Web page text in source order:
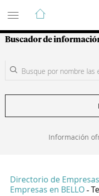
Guía de
Buscador de
Información
Directorio de Empresas
Empresas en BELLO -